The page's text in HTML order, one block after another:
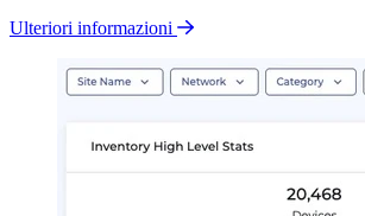
Ulteriori informazioni